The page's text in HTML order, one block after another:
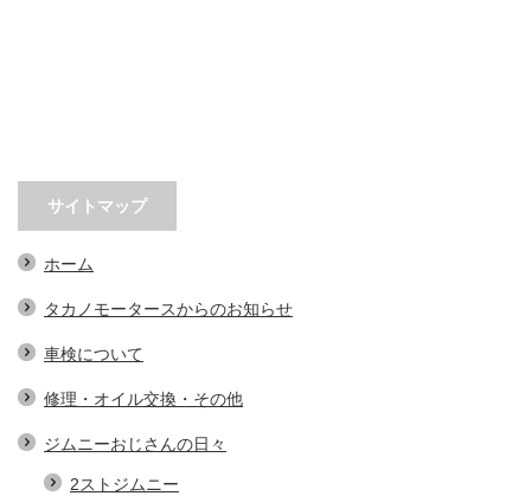
サイトマップ
ホーム
タカノモータースからのお知らせ
車検について
修理・オイル交換・その他
ジムニーおじさんの日々
2ストジムニー